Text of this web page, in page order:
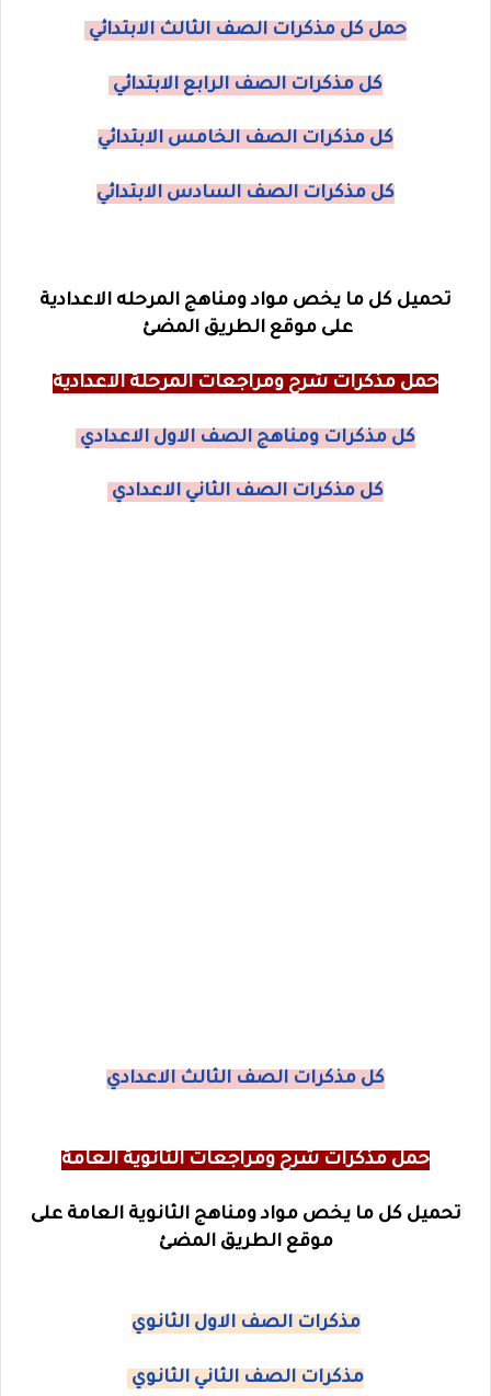
حمل كل مذكرات الصف الثالث الابتدائي
كل مذكرات الصف الرابع الابتدائي
كل مذكرات الصف الخامس الابتدائي
كل مذكرات الصف السادس الابتدائي
تحميل كل ما يخص مواد ومناهج المرحله الاعدادية
على موقع الطريق المضئ
حمل مذكرات شرح ومراجعات المرحلة الاعدادية
كل مذكرات ومناهج الصف الاول الاعدادي
كل مذكرات الصف الثاني الاعدادي
كل مذكرات الصف الثالث الاعدادي
حمل مذكرات شرح ومراجعات الثانوية العامة
تحميل كل ما يخص مواد ومناهج الثانوية العامة على
موقع الطريق المضئ
مذكرات الصف الاول الثانوي
مذكرات الصف الثاني الثانوي